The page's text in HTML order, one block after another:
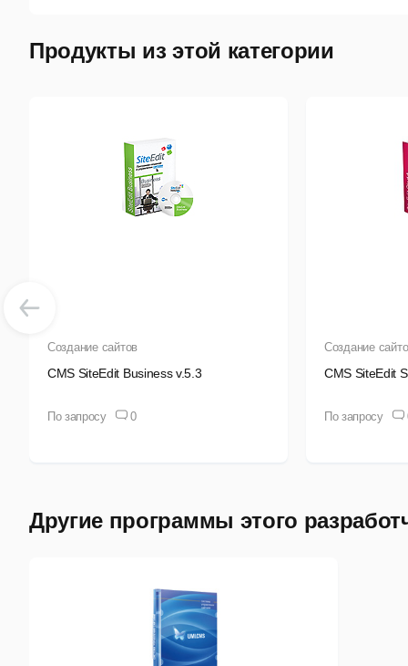
Продукты из этой категории
Создание сайтов
CMS SiteEdit Business v.5.3
По запросу 0
Создание
CMS SiteEdit
По запросу
Другие программы этого